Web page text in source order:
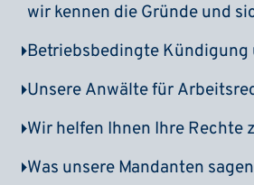
wir kennen die Gründe und
Betriebsbedingte
Unsere Anwälte für
Wir helfen Ihnen Ihre Rechte
Was unsere Mandanten sagen